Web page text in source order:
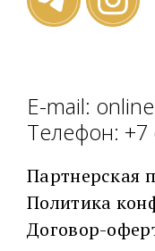
E-mail:
Телефон:
Партнерская
Политика
Договор-